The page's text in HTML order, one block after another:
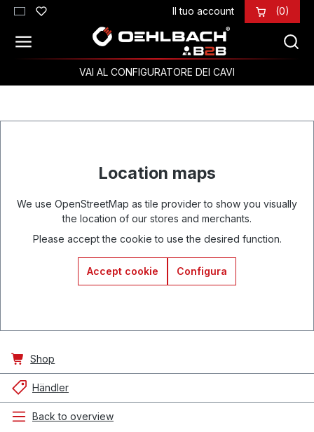
Passa al contenuto principale Il tuo account (0)
VAI AL CONFIGURATORE DEI CAVI
Location maps
We use OpenStreetMap as tile provider to show you visually
the location of our stores and merchants.
Please accept the cookie to use the desired function.
Accept cookie Configura
Shop
Händler
Back to overview